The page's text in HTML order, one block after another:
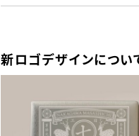
新ロゴデザインについ